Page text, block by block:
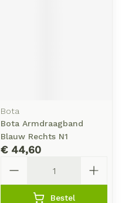
Bota
Bota Armdraagband
Blauw Rechts N1
€ 44,60
Bestel